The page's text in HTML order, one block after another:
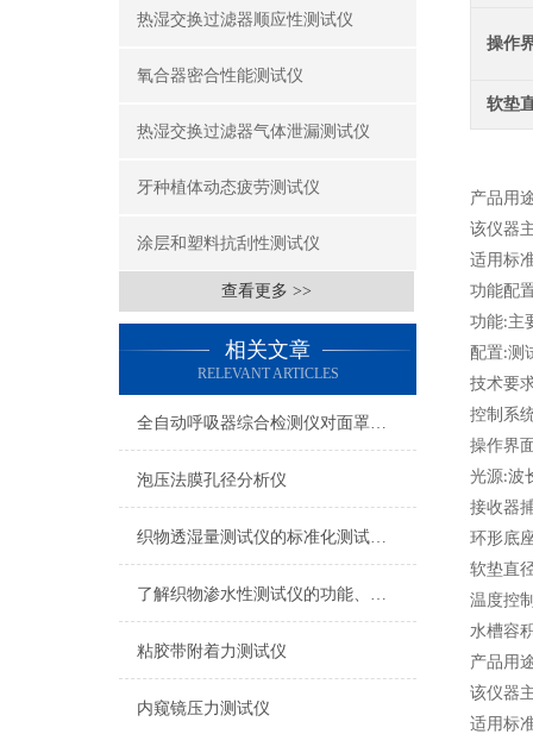
热湿交换过滤器顺应性测试仪
氧合器密合性能测试仪
热湿交换过滤器气体泄漏测试仪
牙种植体动态疲劳测试仪
涂层和塑料抗刮性测试仪
查看更多 >>
相关文章
RELEVANT ARTICLES
全自动呼吸器综合检测仪对面罩泄漏率的定量检测方法
泡压法膜孔径分析仪
织物透湿量测试仪的标准化测试方法与流程介绍
了解织物渗水性测试仪的功能、优势与行业应用
粘胶带附着力测试仪
内窥镜压力测试仪
操作
软垫
产品用
该仪器
适用标
功能配
功能:主
配置:测
技术要
控制系
操作界
光源:波
接收器
环形底
软垫直
温度控
水槽容
产品用
该仪器
适用标